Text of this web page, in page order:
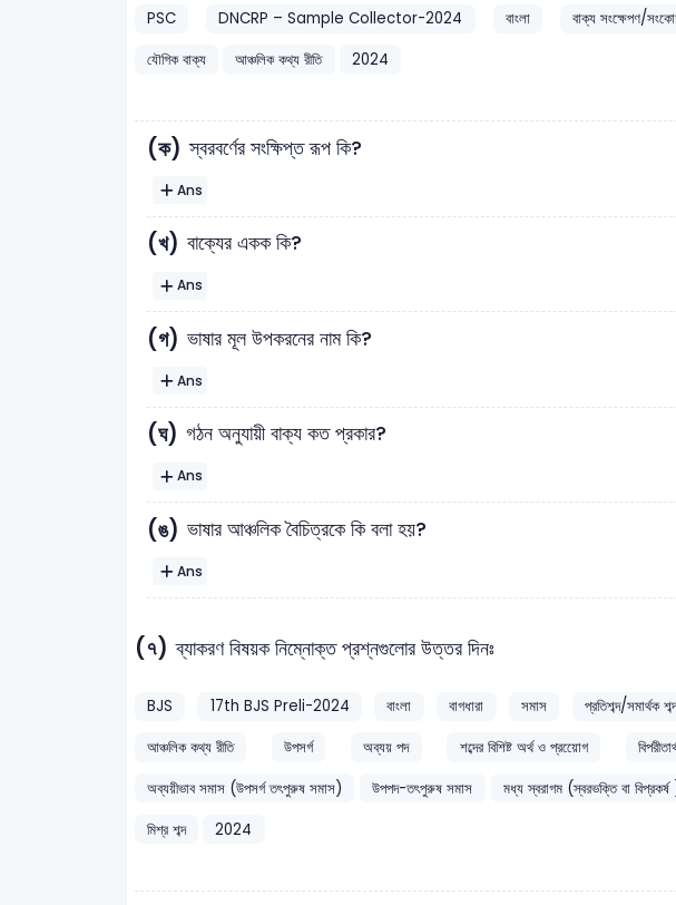
PSC DNCRP – Sample Collector-2024 বাংলা বাক্য সংক্ষেপণ/
যৌগিক বাক্য
আঞ্চলিক কথ্য রীতি
2024
(ক) স্বরবর্ণের সংক্ষিপ্ত রূপ কি?
Ans
(খ) বাক্যের একক কি?
Ans
(গ) ভাষার মূল উপকরনের নাম কি?
Ans
(ঘ) গঠন অনুযায়ী বাক্য কত প্রকার?
Ans
(ঙ) ভাষার আঞ্চলিক বৈচিত্রকে কি বলা হয়?
Ans
(৭) ব্যাকরণ বিষয়ক নিম্নোক্ত প্রশ্নগুলোর উত্তর দিনঃ
BJS 17th BJS Preli-2024 বাংলা বাগধারা সমাস প্রতিশব্দ/সমার্থক শব্দ
আঞ্চলিক কথ্য রীতি
উপসর্গ অব্যয় পদ শব্দের বিশিষ্ট অর্থ ও প্রয়োেগ
অব্যয়ীভাব সমাস (উপসর্গ তৎপুরুষ সমাস)
উপপদ-তৎপুরুষ সমাস মধ্য স্বরাগম (স্বরভক্তি বা বিপ্রকর্ষ
মিশ্র শব্দ
2024